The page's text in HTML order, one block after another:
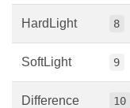
HardLight 8
SoftLight 9
Difference 10